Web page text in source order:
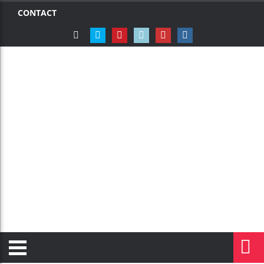
CONTACT